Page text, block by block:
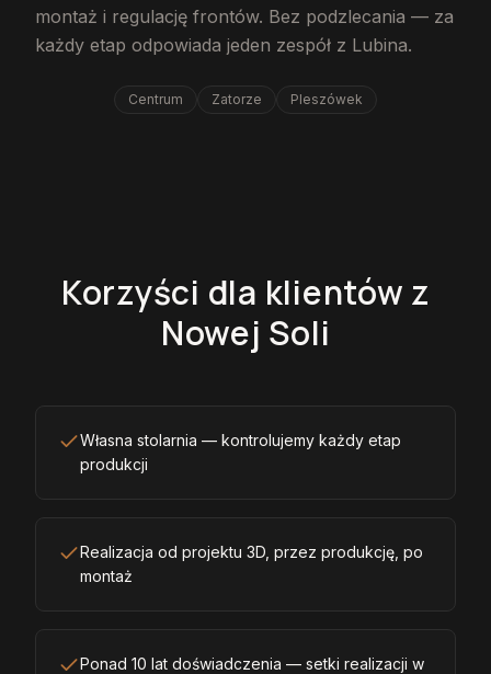
montaż i regulację frontów. Bez podzlecania — za
każdy etap odpowiada jeden zespół z Lubina.
Centrum Zatorze Pleszówek
Korzyści dla klientów z
Nowej Soli
Własna stolarnia — kontrolujemy każdy etap
produkcji
Realizacja od projektu 3D, przez produkcję, po
montaż
Ponad 10 lat doświadczenia — setki realizacji w